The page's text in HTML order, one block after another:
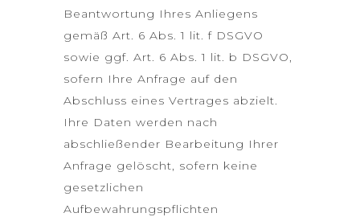
Beantwortung Ihres Anliegens
gemäß Art. 6 Abs. 1 lit. f DSGVO
sowie ggf. Art. 6 Abs. 1 lit. b DSGVO,
sofern Ihre Anfrage auf den
Abschluss eines Vertrages abzielt.
Ihre Daten werden nach
abschließender Bearbeitung Ihrer
Anfrage gelöscht, sofern keine
gesetzlichen
Aufbewahrungspflichten